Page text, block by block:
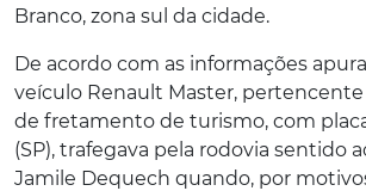
Branco, zona sul da cidade.
De acordo com as informações
veículo Renault Master,
de fretamento de turismo, com
(SP), trafegava pela rodovia sentido
Jamile Dequech quando, por